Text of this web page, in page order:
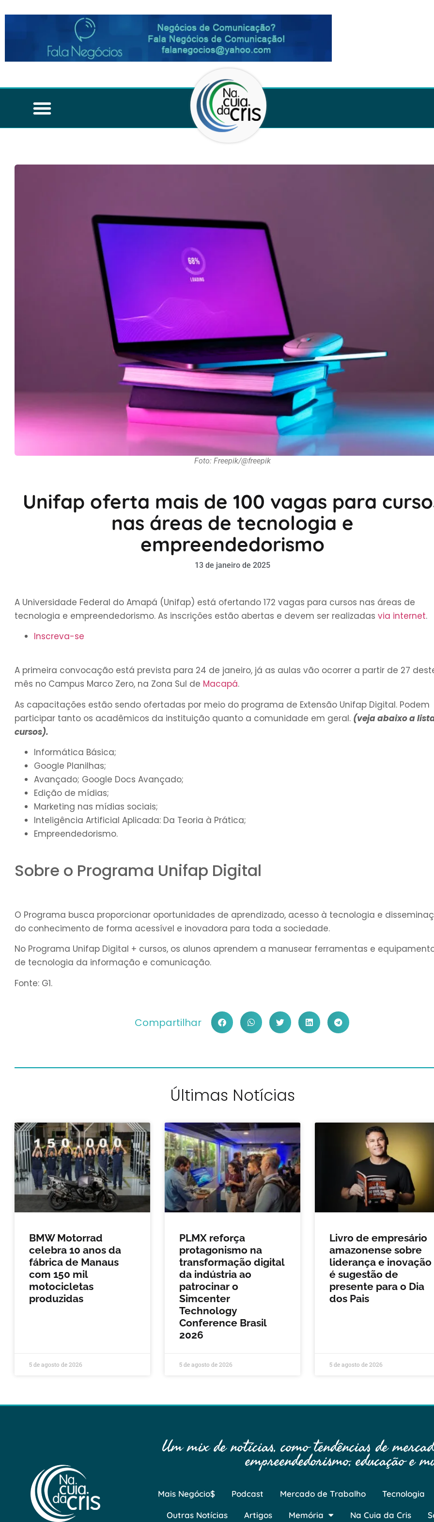
Foto: Freepik/@freepik
Unifap oferta mais de 100 vagas para
nas áreas de tecnologia e
empreendedorismo
13 de janeiro de 2025
A Universidade Federal do Amapá (Unifap) está ofertando 172 vagas para cursos nas áreas de
tecnologia e empreendedorismo. As inscrições estão abertas e devem ser realizadas via internet.
Inscreva-se
A primeira convocação está prevista para 24 de janeiro, já as aulas vão ocorrer a partir de 27
mês no Campus Marco Zero, na Zona Sul de Macapá.
As capacitações estão sendo ofertadas por meio do programa de Extensão Unifap Digital. Podem
participar tanto os acadêmicos da instituição quanto a comunidade em geral. (veja abaixo a
cursos).
Informática Básica;
Google Planilhas;
Avançado; Google Docs Avançado;
Edição de mídias;
Marketing nas mídias sociais;
Inteligência Artificial Aplicada: Da Teoria à Prática;
Empreendedorismo.
Sobre o Programa Unifap Digital
O Programa busca proporcionar oportunidades de aprendizado, acesso à tecnologia e
do conhecimento de forma acessível e inovadora para toda a sociedade.
No Programa Unifap Digital + cursos, os alunos aprendem a manusear ferramentas e
de tecnologia da informação e comunicação.
Fonte: G1.
Compartilhar
Últimas Notícias
BMW Motorrad
celebra 10 anos da
fábrica de Manaus
com 150 mil
motocicletas
produzidas
5 de agosto de 2026
PLMX reforça
protagonismo na
transformação digital
da indústria ao
patrocinar o
Simcenter
Technology
Conference Brasil
2026
5 de agosto de 2026
Livro de empresário
amazonense sobre
liderança e inovação
é sugestão de
presente para o Dia
dos Pais
5 de agosto de 2026
Um mix de notícias, como tendências de
empreendedorismo, educação e
Mais Negócio$ Podcast Mercado de Trabalho Tecnologia
Outras Notícias Artigos Memória Na Cuia da Cris